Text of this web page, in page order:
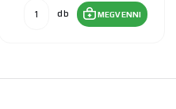
db MEGVENNI